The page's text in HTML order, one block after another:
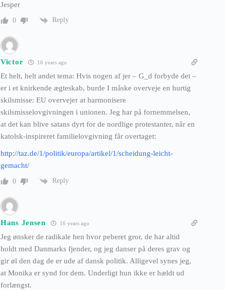
Jesper
0 Reply
Victor 16 years ago
Et helt, helt andet tema: Hvis nogen af jer – G_d forbyde det –
er i et knirkende ægteskab, burde I måske overveje en hurtig
skilsmisse: EU overvejer at harmonisere
skilsmisselovgivningen i unionen. Jeg har på fornemmelsen,
at det kan blive satans dyrt for de nordlige protestanter, når en
katolsk-inspireret familielovgivning får overtaget:
http://taz.de/1/politik/europa/artikel/1/scheidung-leicht-
gemacht/
0 Reply
Hans Jensen 16 years ago
Jeg ønsker de radikale hen hvor peberet gror, de har altid
holdt med Danmarks fjender, og jeg danser på deres grav og
gir øl den dag de er ude af dansk politik. Alligevel synes jeg,
at Monika er synd for dem. Underligt hun ikke er hældt ud
forlængst.